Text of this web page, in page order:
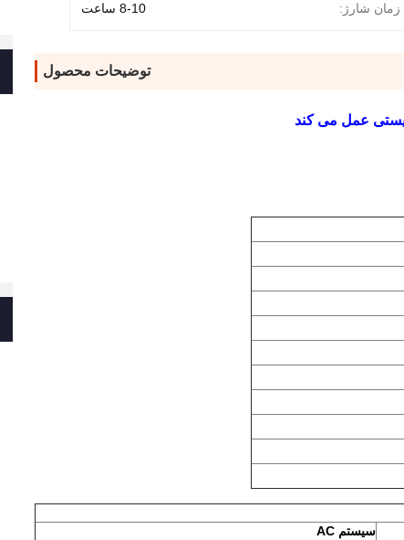
شارژ: 8-10 ساعت
توضیحات محصول
سیستم AC